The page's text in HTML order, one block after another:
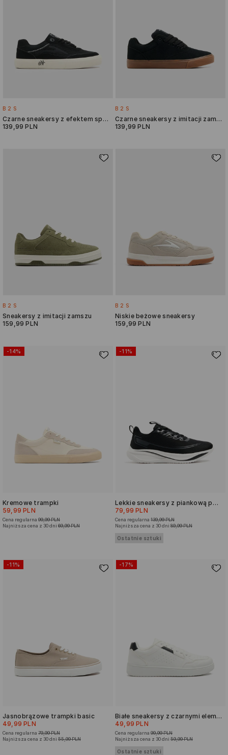
B2S
Czarne sneakersy z efektem sprania
139,99 PLN
B2S
Czarne sneakersy z imitacji zamszu
139,99 PLN
B2S
Sneakersy z imitacji zamszu
159,99 PLN
B2S
Niskie beżowe sneakersy
159,99 PLN
-14%
Kremowe trampki
59,99 PLN
Cena regularna 99,99 PLN
Najniższa cena z 30 dni 69,99 PLN
-11%
Lekkie sneakersy z piankową podeszwą
79,99 PLN
Cena regularna 139,99 PLN
Najniższa cena z 30 dni 89,99 PLN
Ostatnie sztuki
-11%
Jasnobrązowe trampki basic
49,99 PLN
Cena regularna 79,99 PLN
Najniższa cena z 30 dni 55,99 PLN
-17%
Białe sneakersy z czarnymi elementami
49,99 PLN
Cena regularna 99,99 PLN
Najniższa cena z 30 dni 59,99 PLN
Ostatnie sztuki